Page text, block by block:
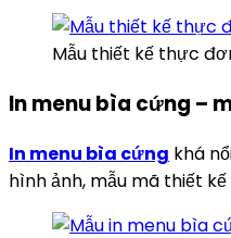
Mẫu thiết kế thực
In menu bìa cứng –
In menu bìa cứng khá
hình ảnh, mẫu mã thiết